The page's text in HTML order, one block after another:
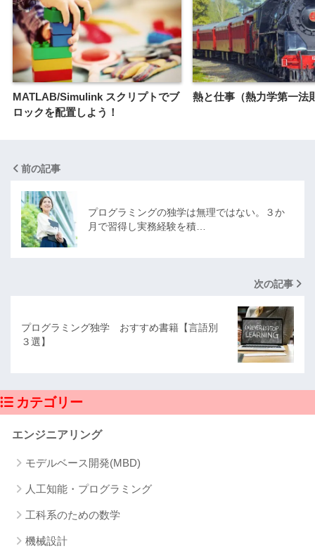
MATLAB/Simulink スクリプトでブ
ロックを配置しよう！
熱と仕事（熱力学第一法
前の記事
プログラミングの独学は無理ではない。３か
月で習得し実務経験を積…
次の記事
プログラミング独学 おすすめ書籍【言語別
３選】
カテゴリー
エンジニアリング
モデルベース開発(MBD)
人工知能・プログラミング
工科系のための数学
機械設計